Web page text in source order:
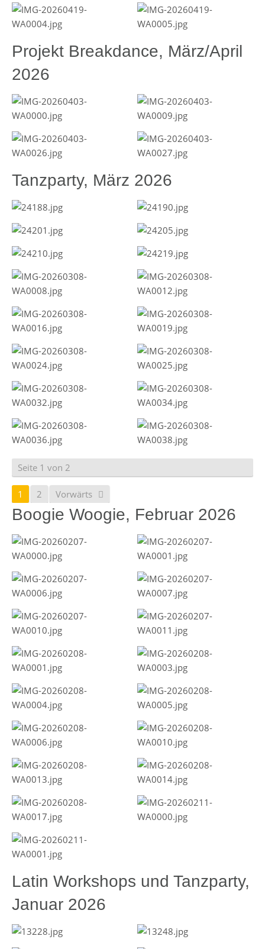
Projekt Breakdance, März/April
2026
Tanzparty, März 2026
Seite 1 von 2
1 2 Vorwärts
Boogie Woogie, Februar 2026
Latin Workshops und Tanzparty,
Januar 2026